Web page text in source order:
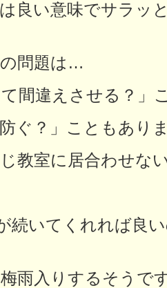
良い意味でサラッ
問題は…
間違えさせる？」
ぐ？」こともあり
教室に居合わせな
続いてくれれば良
雨入りするそうで